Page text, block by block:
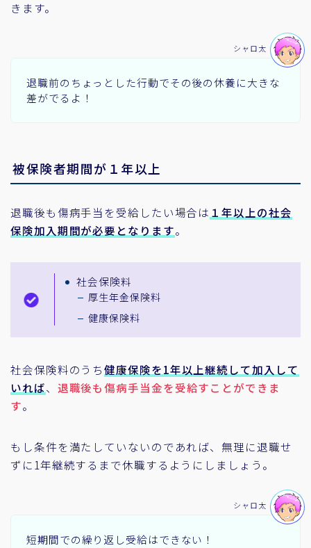
きます。
退職前のちょっとした行動でその後の休養に大きな
差がでるよ！
シャロ太
被保険者期間が１年以上
退職後も傷病手当を受給したい場合は １年以上の社会
保険加入期間が必要となります。
社会保険料
厚生年金保険料
健康保険料
社会保険料のうち健康保険を1年以上継続して加入して
いれば、 退職後も傷病手当金を受給すことができま
す。
もし条件を満たしていないのであれば、無理に退職せ
ずに1年継続するまで休職するようにしましょう。
短期間での繰り返し受給はできない！
シャロ太